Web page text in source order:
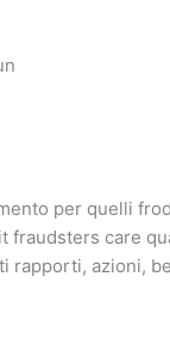
per quelli
care
rapporti, azioni,